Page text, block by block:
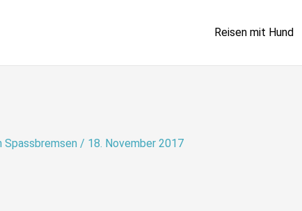
Reisen mit Hund
Spassbremsen / 18. November 2017